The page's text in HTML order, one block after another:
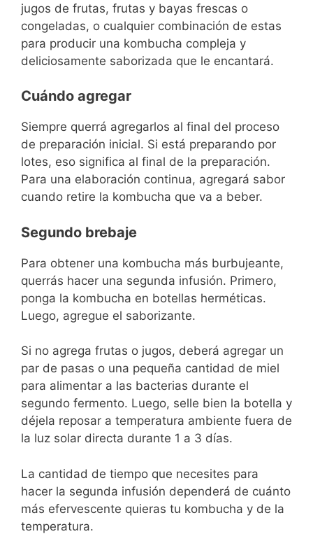
jugos de frutas, frutas y bayas frescas o
congeladas, o cualquier combinación de estas
para producir una kombucha compleja y
deliciosamente saborizada que le encantará.
Cuándo agregar
Siempre querrá agregarlos al final del proceso
de preparación inicial. Si está preparando por
lotes, eso significa al final de la preparación.
Para una elaboración continua, agregará sabor
cuando retire la kombucha que va a beber.
Segundo brebaje
Para obtener una kombucha más burbujeante,
querrás hacer una segunda infusión. Primero,
ponga la kombucha en botellas herméticas.
Luego, agregue el saborizante.
Si no agrega frutas o jugos, deberá agregar un
par de pasas o una pequeña cantidad de miel
para alimentar a las bacterias durante el
segundo fermento. Luego, selle bien la botella y
déjela reposar a temperatura ambiente fuera de
la luz solar directa durante 1 a 3 días.
La cantidad de tiempo que necesites para
hacer la segunda infusión dependerá de cuánto
más efervescente quieras tu kombucha y de la
temperatura.